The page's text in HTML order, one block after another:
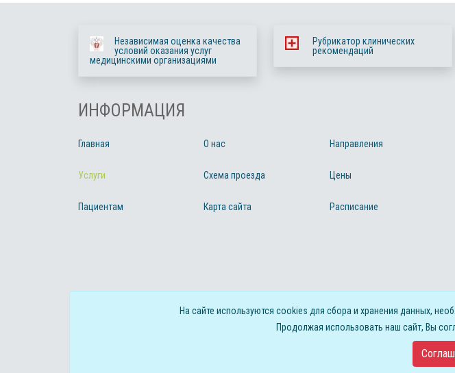
Независимая оценка качества
условий оказания услуг
медицинскими организациями
Рубрикатор клинических
рекомендаций
ИНФОРМАЦИЯ
Главная О нас Направления
Услуги Схема проезда Цены
Пациентам Карта сайта Расписание
г. Байкальский центр многопрофильной медицины
На сайте используются cookies для сбора и хранения данных,
Продолжая использовать наш сайт, Вы